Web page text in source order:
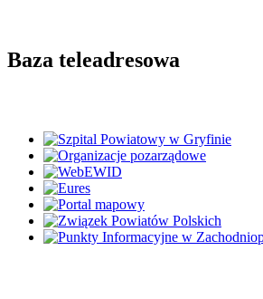
Baza teleadresowa